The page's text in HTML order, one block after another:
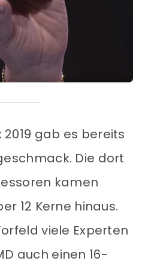
gab es bereits
Die dort
kamen
12 Kerne hinaus.
viele Experten
auch einen 16-